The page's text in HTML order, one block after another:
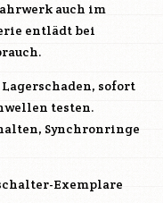
auch im
entlädt bei
sofort
testen.
Synchronringe
Exemplare